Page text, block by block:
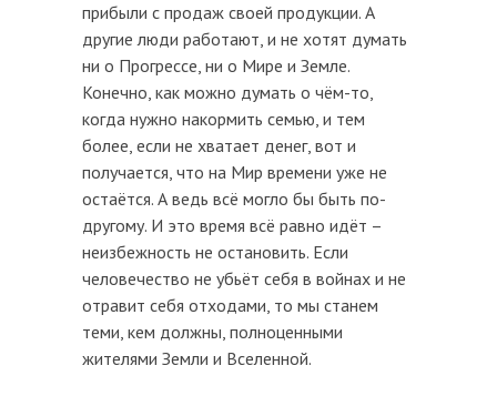
прибыли с продаж своей продукции. А
другие люди работают, и не хотят думать
ни о Прогрессе, ни о Мире и Земле.
Конечно, как можно думать о чём-то,
когда нужно накормить семью, и тем
более, если не хватает денег, вот и
получается, что на Мир времени уже не
остаётся. А ведь всё могло бы быть по-
другому. И это время всё равно идёт –
неизбежность не остановить. Если
человечество не убьёт себя в войнах и не
отравит себя отходами, то мы станем
теми, кем должны, полноценными
жителями Земли и Вселенной.